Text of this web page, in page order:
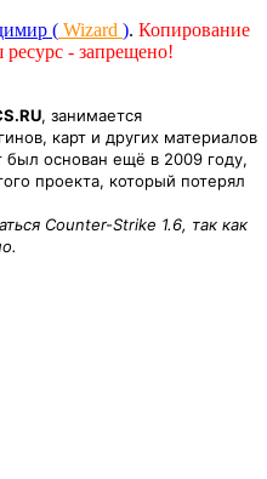
( Wizard ). Копирование
ресурс - запрещено!
, занимается
карт и других материалов
был основан ещё в 2009 году,
проекта, который потерял
Counter-Strike 1.6, так как